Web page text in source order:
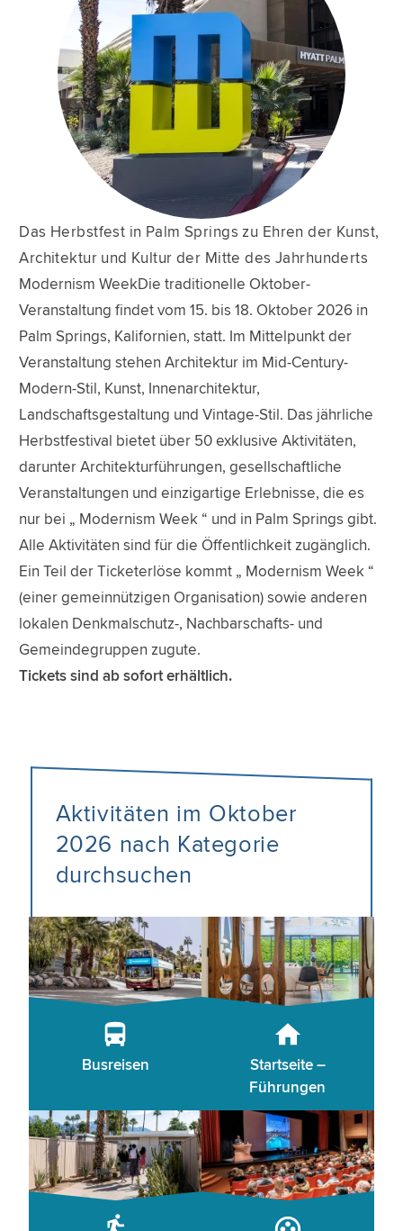
Das Herbstfest in Palm Springs zu Ehren der Kunst,
Architektur und Kultur der Mitte des Jahrhunderts
Modernism WeekDie traditionelle Oktober-
Veranstaltung findet vom 15. bis 18. Oktober 2026 in
Palm Springs, Kalifornien, statt. Im Mittelpunkt der
Veranstaltung stehen Architektur im Mid-Century-
Modern-Stil, Kunst, Innenarchitektur,
Landschaftsgestaltung und Vintage-Stil. Das jährliche
Herbstfestival bietet über 50 exklusive Aktivitäten,
darunter Architekturführungen, gesellschaftliche
Veranstaltungen und einzigartige Erlebnisse, die es
nur bei „ Modernism Week “ und in Palm Springs gibt.
Alle Aktivitäten sind für die Öffentlichkeit zugänglich.
Ein Teil der Ticketerlöse kommt „ Modernism Week “
(einer gemeinnützigen Organisation) sowie anderen
lokalen Denkmalschutz-, Nachbarschafts- und
Gemeindegruppen zugute.
Tickets sind ab sofort erhältlich.
Aktivitäten im Oktober
2026 nach Kategorie
durchsuchen
Busreisen
Startseite –
Führungen